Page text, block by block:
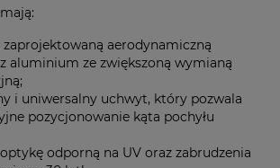
zaprojektowaną aerodynamiczną
aluminium ze zwiększoną wymianą
i uniwersalny uchwyt, który pozwala
pozycjonowanie kąta pochyłu
odporną na UV oraz zabrudzenia